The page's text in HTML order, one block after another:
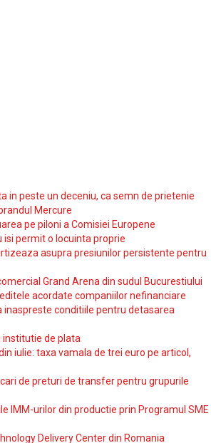
in peste un deceniu, ca semn de prietenie
Mercure
pe piloni a Comisiei Europene
permit o locuinta proprie
asupra presiunilor persistente pentru
Grand Arena din sudul Bucurestiului
acordate companiilor nefinanciare
conditiile pentru detasarea
institutie de plata
iulie: taxa vamala de trei euro pe articol,
de preturi de transfer pentru grupurile
IMM-urilor din productie prin Programul SME
Delivery Center din Romania